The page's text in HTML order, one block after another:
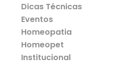
Dicas Técnicas
Eventos
Homeopatia
Homeopet
Institucional